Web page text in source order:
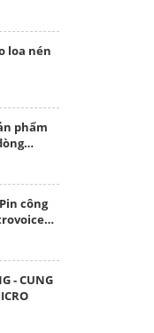
loa nén
phẩm
công
- CUNG